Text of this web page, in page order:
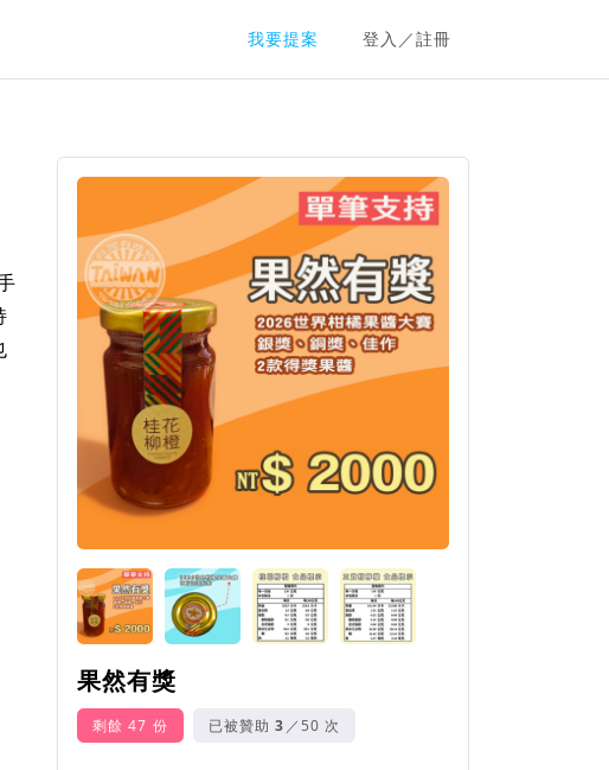
我要提案 登入／註冊
/ 群眾募資平台
果然有獎
剩餘 47 份 已被贊助3 ／50 次